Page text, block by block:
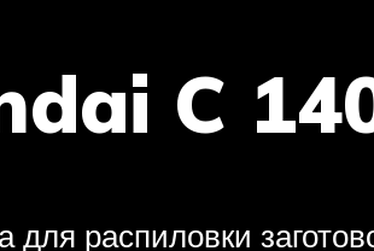
C
для распиловки